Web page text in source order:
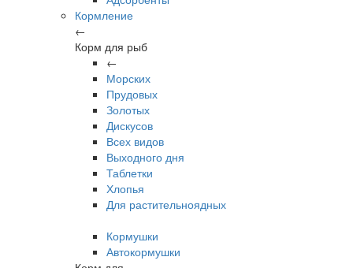
Кормление
←
Корм для рыб
←
Морских
Прудовых
Золотых
Дискусов
Всех видов
Выходного дня
Таблетки
Хлопья
Для растительноядных
Кормушки
Автокормушки